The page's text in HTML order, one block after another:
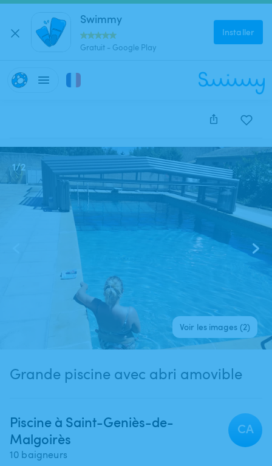
Swimmy
Gratuit - Google Play
Installer
Cette annonce est close et ne peut être réservée.
1/2
Voir les images (2)
Grande piscine avec abri amovible
Piscine à Saint-Geniès-de-
Malgoirès
10 baigneurs
CA